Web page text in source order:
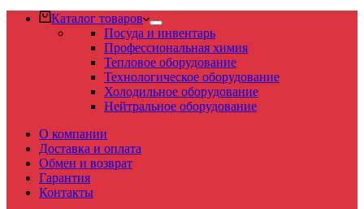
Каталог товаров
Посуда и инвентарь
Профессиональная химия
Тепловое оборудование
Технологическое оборудование
Холодильное оборудование
Нейтральное оборудование
О компании
Доставка и оплата
Обмен и возврат
Гарантия
Контакты